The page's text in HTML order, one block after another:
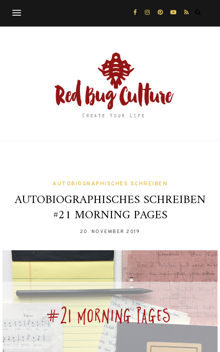
AUTOBIOGRAPHISCHES SCHREIBEN
AUTOBIOGRAPHISCHES SCHREIBEN
#21 MORNING PAGES
20. NOVEMBER 2019